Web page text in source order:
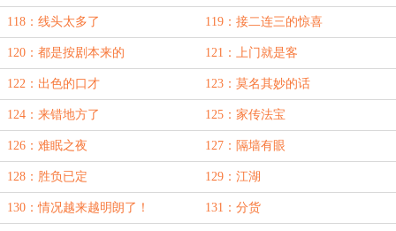
118：线头太多了 119：接二连三的惊喜
120：都是按剧本来的 121：上门就是客
122：出色的口才 123：莫名其妙的话
124：来错地方了 125：家传法宝
126：难眠之夜 127：隔墙有眼
128：胜负已定 129：江湖
130：情况越来越明朗了！ 131：分货